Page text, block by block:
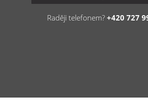
Raději telefonem? +420 727